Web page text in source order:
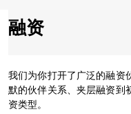
融资
我们为你打开了广泛的融资
默的伙伴关系、夹层融资到
资类型。